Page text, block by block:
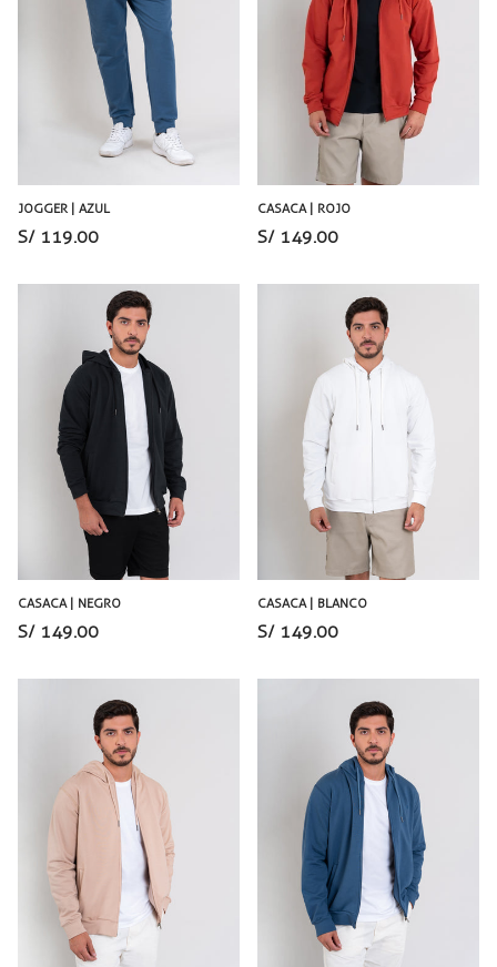
JOGGER | AZUL
S/ 119.00
CASACA | ROJO
S/ 149.00
CASACA | NEGRO
S/ 149.00
CASACA | BLANCO
S/ 149.00